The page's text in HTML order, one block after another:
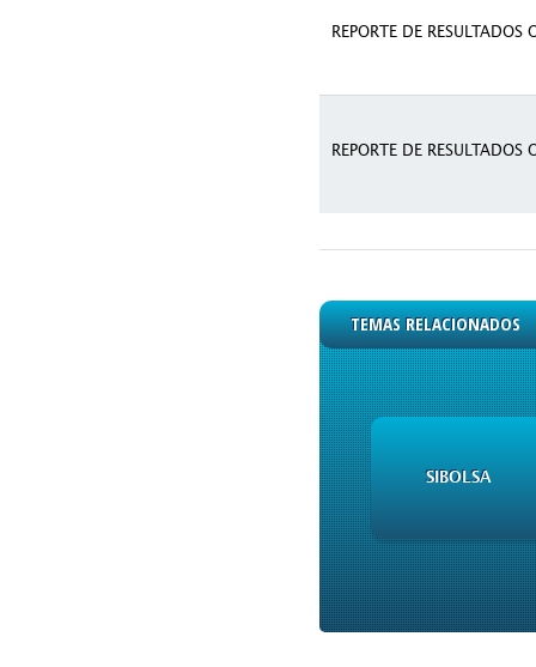
REPORTE DE RESULTADOS
REPORTE DE RESULTADOS
TEMAS RELACIONADOS
SIBOLSA